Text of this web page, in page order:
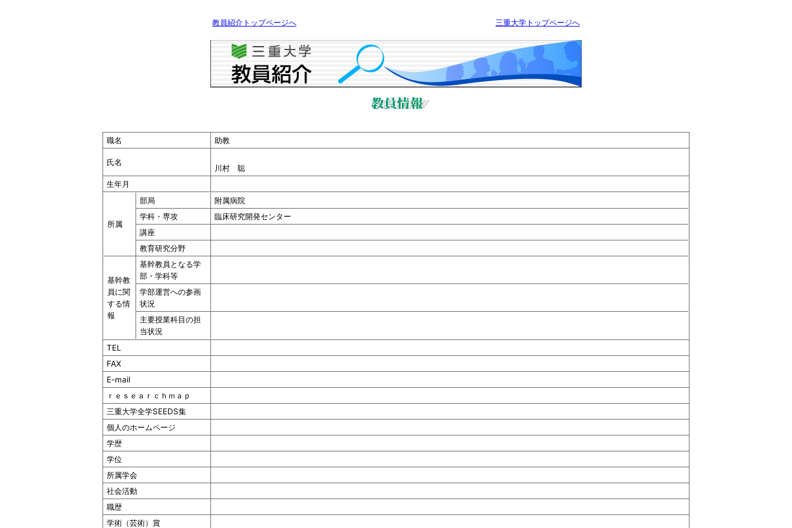
教員紹介トップページへ 三重大学トップページへ
職名 助教
氏名
川村 聡
生年月
所属
部局
附属病院
学科・専攻
臨床研究開発センター
講座
教育研究分野
基幹教
員に関
する情
報
基幹教員となる学
部・学科等
学部運営への参画
状況
主要授業科目の担
当状況
TEL
FAX
E-mail
ｒｅｓｅａｒｃｈｍａｐ
三重大学全学SEEDS集
個人のホームページ
学歴
学位
所属学会
社会活動
職歴
学術（芸術）賞